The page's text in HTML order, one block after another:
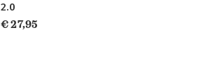
2.0
€ 27,95